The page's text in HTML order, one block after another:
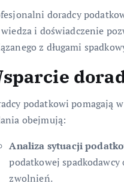
doradcy
i doświadczenie
z długami
podatkowi pomagają
obejmują:
Analiza sytuacji
podatkowej
zwolnień.